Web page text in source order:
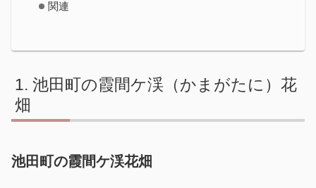
関連
池田町の霞間ケ渓（かまがたに）花
畑
池田町の霞間ケ渓花畑